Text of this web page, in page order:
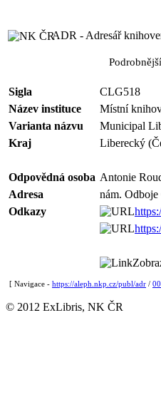
ADR - Adresář
Sigla
CLG518
Název instituce
Místní
Varianta názvu
Municipal
Kraj
Liberecký
Odpovědná osoba Antonie
Adresa
nám.
Odkazy
[ Navigace - https://aleph.nkp.cz/publ/adr /
© 2012 ExLibris, NK ČR